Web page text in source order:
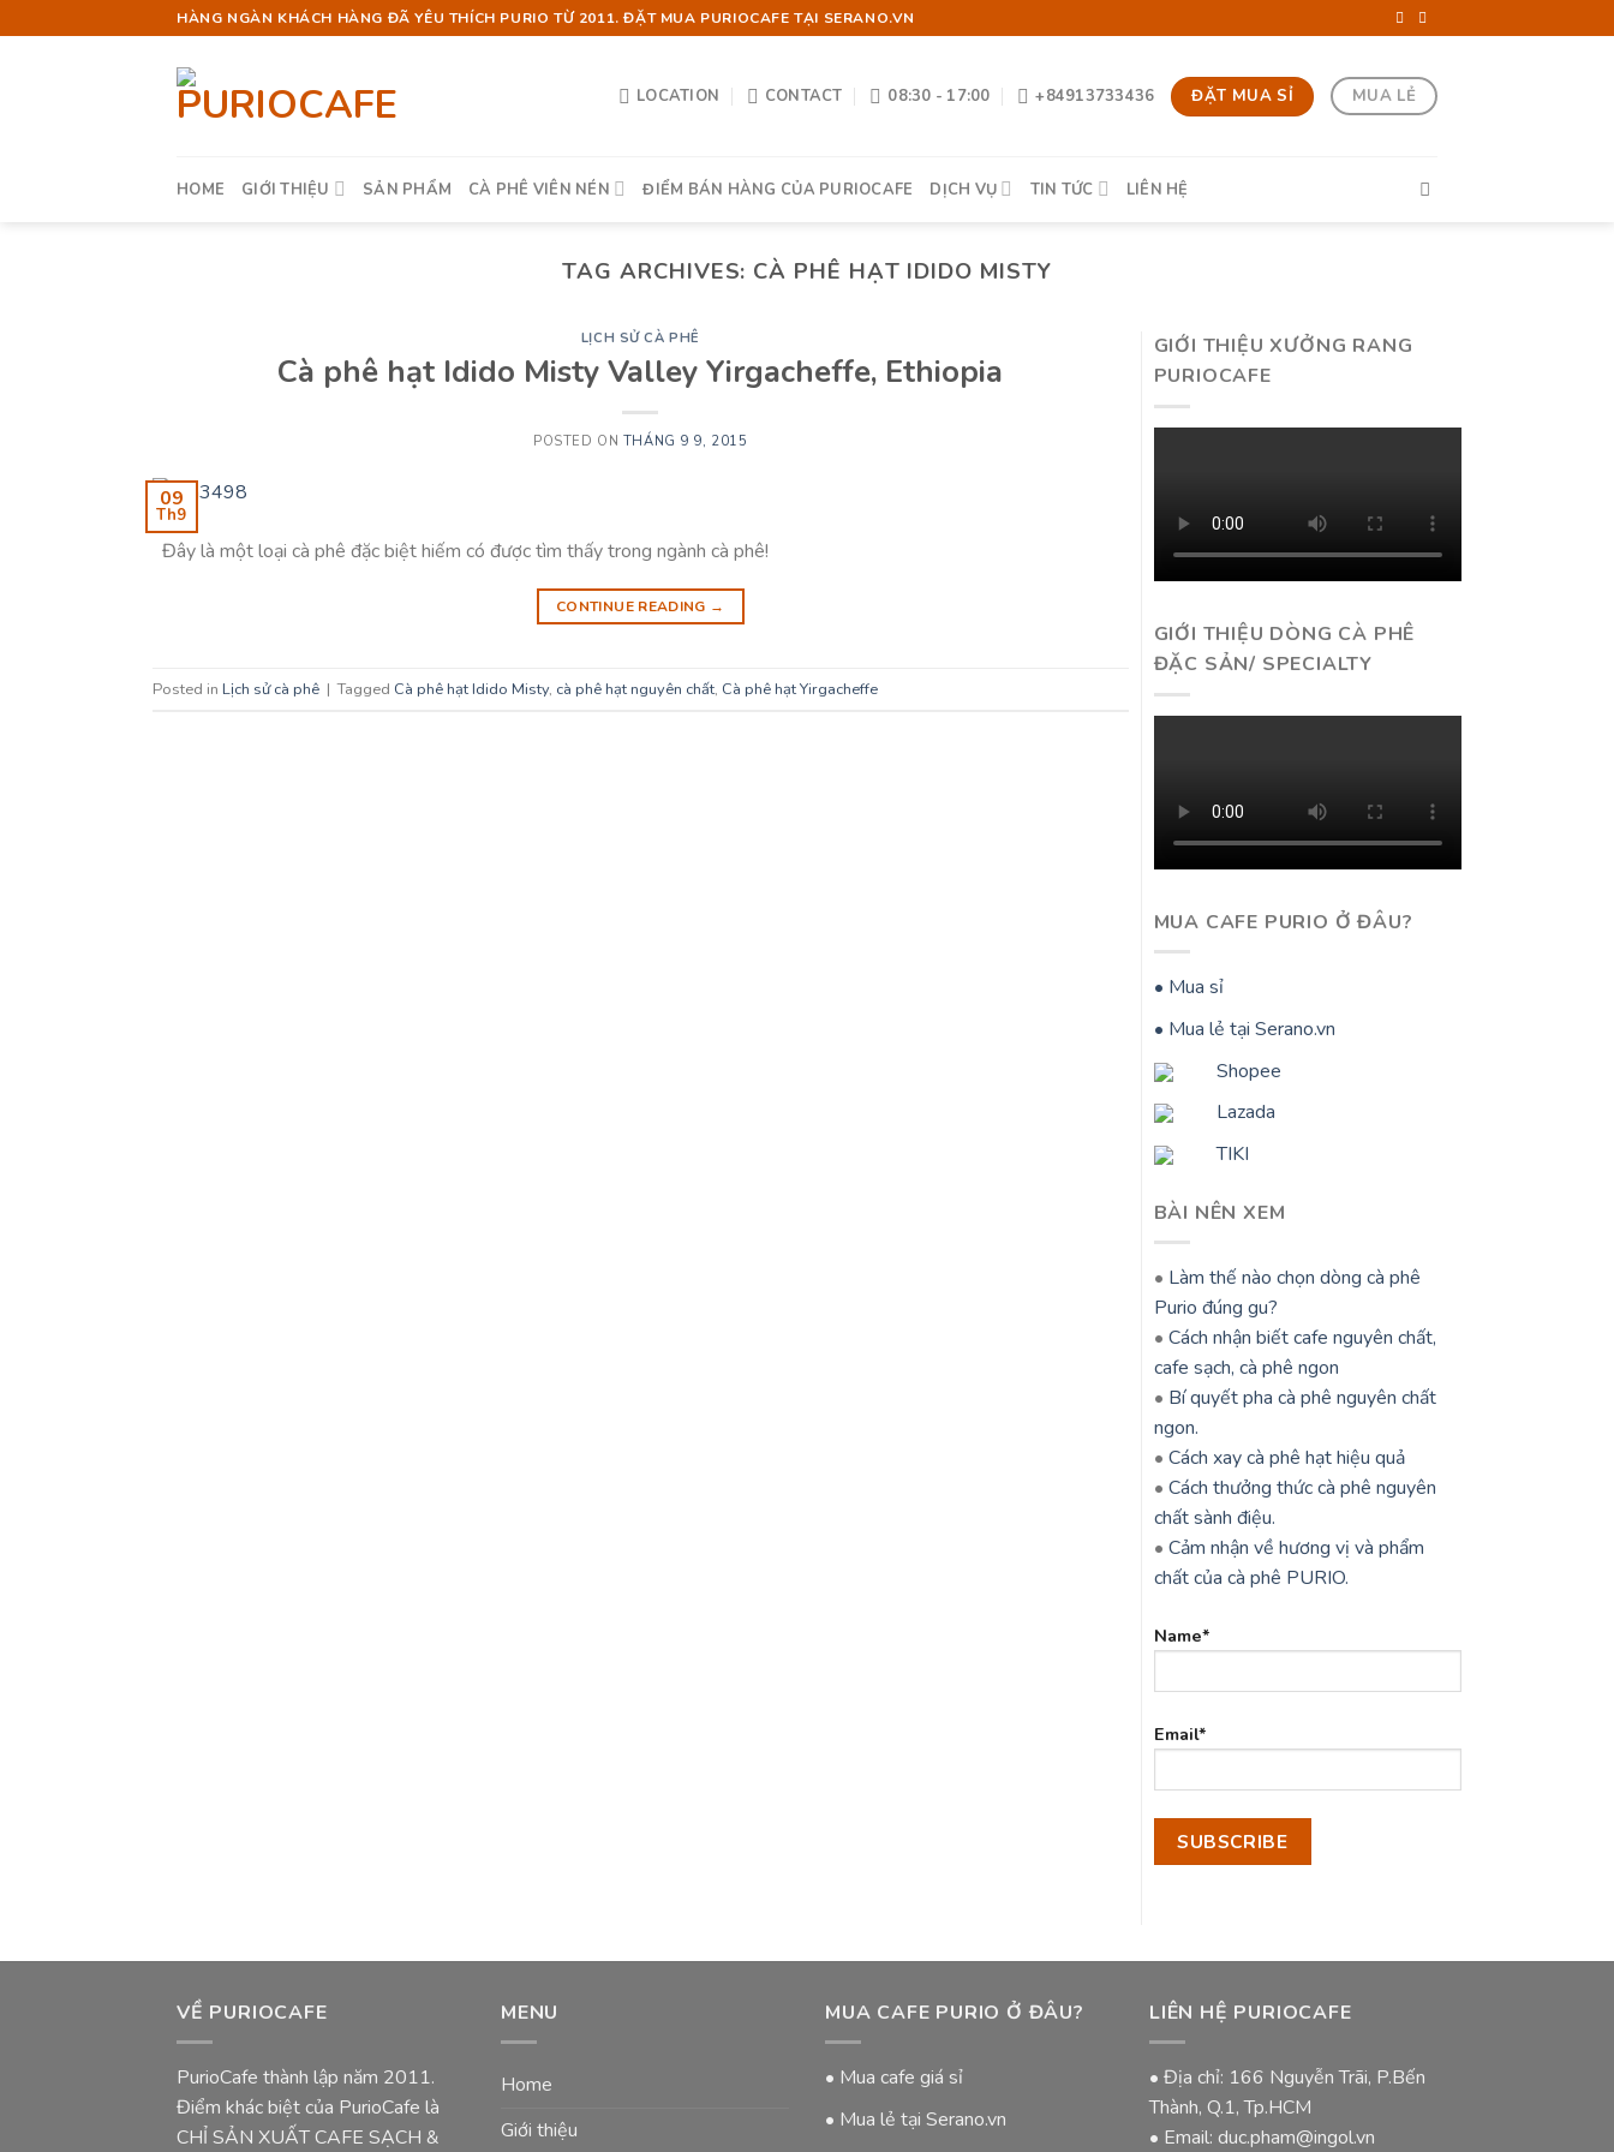
to
HÀNG NGÀN KHÁCH HÀNG ĐÃ YÊU THÍCH PURIO TỪ 2011. ĐẶT MUA PURIOCAFE TẠI SERANO.VN
LOCATION CONTACT 08:30 - 17:00 +84913733436 ĐẶT MUA SỈ MUA LẺ
HOME GIỚI THIỆU SẢN PHẨM CÀ PHÊ VIÊN NÉN ĐIỂM BÁN HÀNG CỦA PURIOCAFE DỊCH VỤ TIN TỨC LIÊN HỆ
TAG ARCHIVES: CÀ PHÊ HẠT IDIDO MISTY
LỊCH SỬ CÀ PHÊ
Cà phê hạt Idido Misty Valley Yirgacheffe, Ethiopia
POSTED ON THÁNG 9 9, 2015
09
Th9
Đây là một loại cà phê đặc biệt hiếm có được tìm thấy trong ngành cà phê!
CONTINUE READING →
Posted in Lịch sử cà phê | Tagged Cà phê hạt Idido Misty, cà phê hạt nguyên chất, Cà phê hạt Yirgacheffe
GIỚI THIỆU XƯỞNG RANG
PURIOCAFE
GIỚI THIỆU DÒNG CÀ PHÊ
ĐẶC SẢN/ SPECIALTY
MUA CAFE PURIO Ở ĐÂU?
• Mua sỉ
• Mua lẻ tại Serano.vn
Shopee
Lazada
TIKI
BÀI NÊN XEM
• Làm thế nào chọn dòng cà phê
Purio đúng gu?
• Cách nhận biết cafe nguyên chất,
cafe sạch, cà phê ngon
• Bí quyết pha cà phê nguyên chất
ngon.
• Cách xay cà phê hạt hiệu quả
• Cách thưởng thức cà phê nguyên
chất sành điệu.
• Cảm nhận về hương vị và phẩm
chất của cà phê PURIO.
Name*
Email*
VỀ PURIOCAFE
PurioCafe thành lập năm 2011.
Điểm khác biệt của PurioCafe là
CHỈ SẢN XUẤT CAFE SẠCH &
MENU
Home
Giới thiệu
MUA CAFE PURIO Ở ĐÂU?
• Mua cafe giá sỉ
• Mua lẻ tại Serano.vn
LIÊN HỆ PURIOCAFE
• Địa chỉ: 166 Nguyễn Trãi, P.Bến
Thành, Q.1, Tp.HCM
• Email: duc.pham@ingol.vn